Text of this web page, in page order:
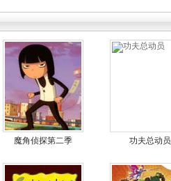
魔角侦探第二季 功夫总动员